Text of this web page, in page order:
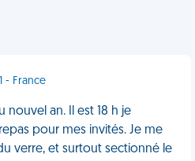
- France
nouvel an. Il est 18 h je
pour mes invités. Je me
verre, et surtout sectionné le